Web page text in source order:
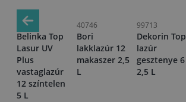
15766
Belinka Top
Lasur UV
Plus
vastaglazúr
12 színtelen
5 L
40746
Bori
lakklazúr 12
makaszer 2,5
L
99713
Dekorin Top
lazúr
gesztenye 6
2,5 L